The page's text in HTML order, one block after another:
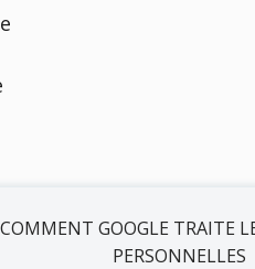
COMMENT GOOGLE TRAITE
PERSONNELLES